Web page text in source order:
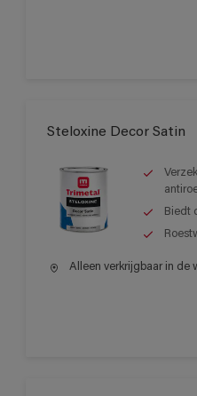
Steloxine Decor Satin
Biedt
Alleen verkrijgbaar in de